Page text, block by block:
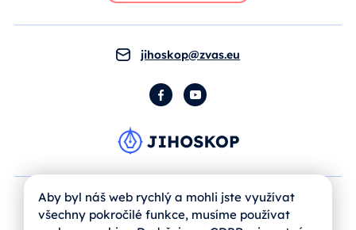
jihoskop@zvas.eu
FacebookYouTube
Aby byl náš web rychlý a mohli jste využívat
všechny pokročilé funkce, musíme používat